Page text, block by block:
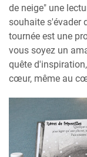
de neige" une
souhaite s'évader
tournée est une
vous soyez un
quête
cœur, même au